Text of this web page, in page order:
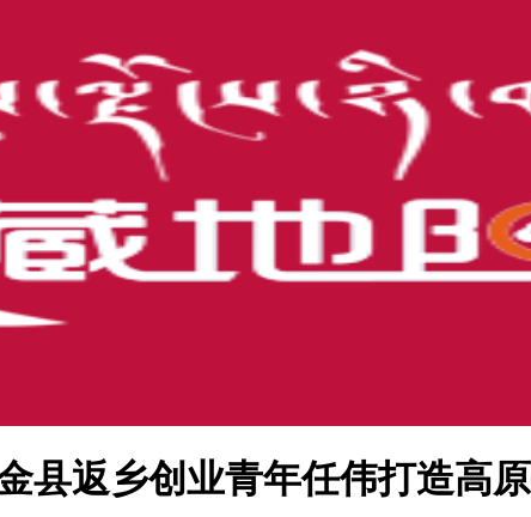
返乡创业青年任伟打造高